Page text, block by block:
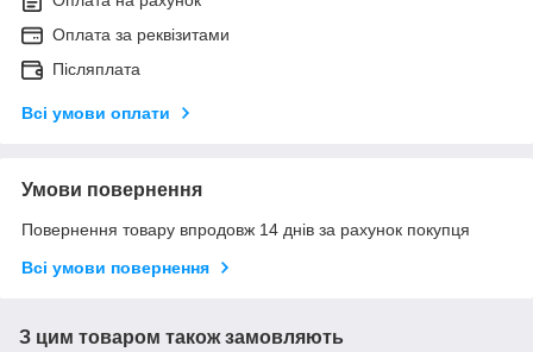
Оплата за реквізитами
Післяплата
Всі умови оплати
Умови повернення
Повернення товару впродовж 14 днів за рахунок покупця
Всі умови повернення
З цим товаром також замовляють